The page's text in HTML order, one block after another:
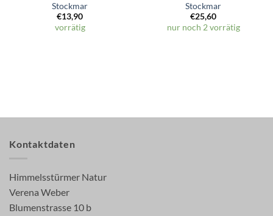
Stockmar
€13,90
vorrätig
Stockmar
€25,60
nur noch 2 vorrätig
Kontaktdaten
Himmelsstürmer Natur
Verena Weber
Blumenstrasse 10 b